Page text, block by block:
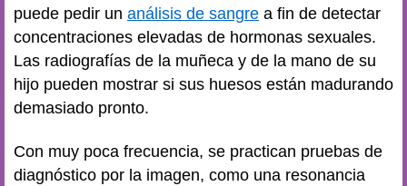
puede pedir un análisis de sangre a fin de detectar
concentraciones elevadas de hormonas sexuales.
Las radiografías de la muñeca y de la mano de su
hijo pueden mostrar si sus huesos están madurando
demasiado pronto.
Con muy poca frecuencia, se practican pruebas de
diagnóstico por la imagen, como una resonancia